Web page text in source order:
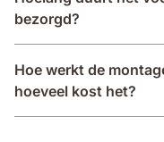
bezorgd?
Hoe werkt de
hoeveel kost het?